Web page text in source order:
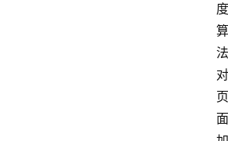
度
算
法
对
页
面